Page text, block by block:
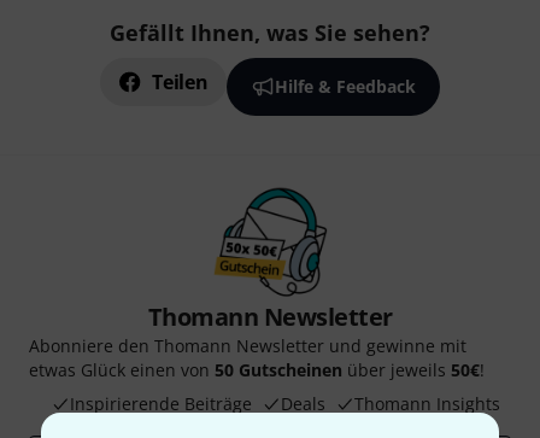
Gefällt Ihnen, was Sie sehen?
Teilen Hilfe & Feedback
Thomann Newsletter
Abonniere den Thomann Newsletter und gewinne mit
etwas Glück einen von 50 Gutscheinen über jeweils 50€!
Inspirierende Beiträge
Deals Thomann Insights